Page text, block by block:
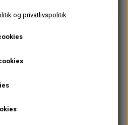
XL Perfect Promade XL -
og privatlivspolitik